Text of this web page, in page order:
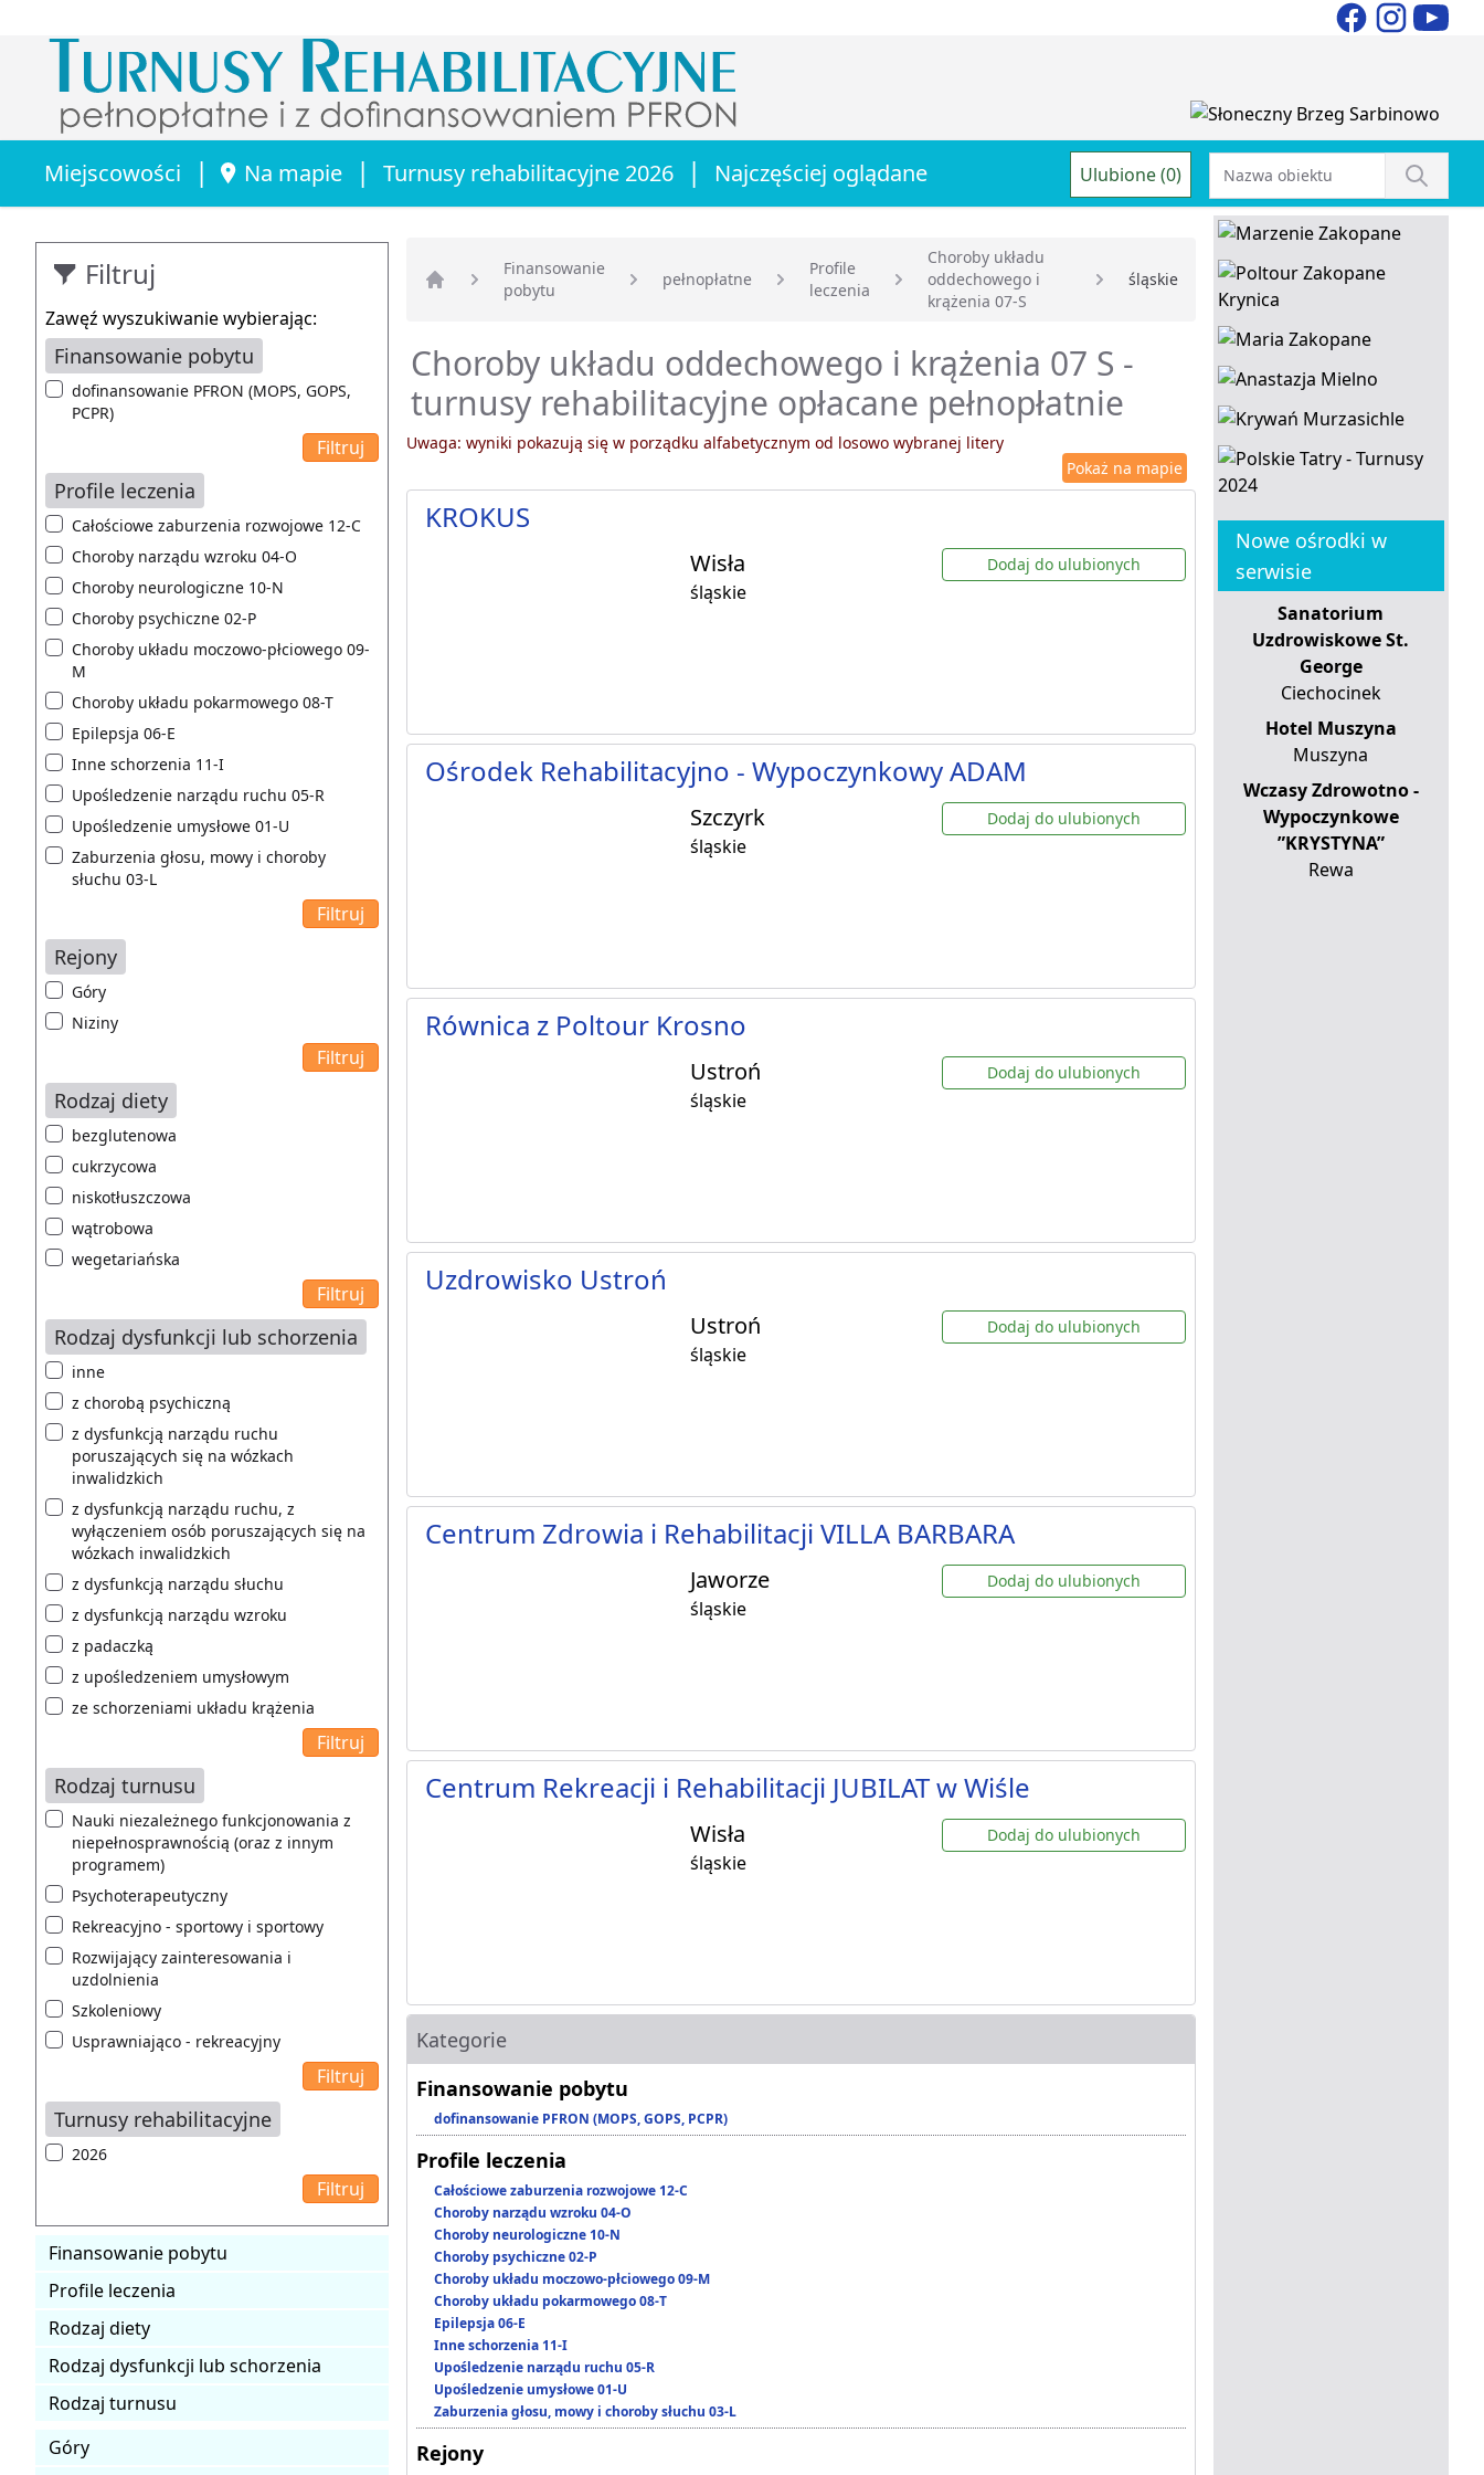
Miejscowości | Na mapie | Turnusy rehabilitacyjne 2026 | Najczęściej oglądane Ulubione (0)
Filtruj
Zawęź wyszukiwanie wybierając:
Finansowanie pobytu
dofinansowanie PFRON (MOPS, GOPS,
PCPR)
Profile leczenia
Całościowe zaburzenia rozwojowe 12-C
Choroby narządu wzroku 04-O
Choroby neurologiczne 10-N
Choroby psychiczne 02-P
Choroby układu moczowo-płciowego 09-
M
Choroby układu pokarmowego 08-T
Epilepsja 06-E
Inne schorzenia 11-I
Upośledzenie narządu ruchu 05-R
Upośledzenie umysłowe 01-U
Zaburzenia głosu, mowy i choroby
słuchu 03-L
Rejony
Góry
Niziny
Rodzaj diety
bezglutenowa
cukrzycowa
niskotłuszczowa
wątrobowa
wegetariańska
Rodzaj dysfunkcji lub schorzenia
inne
z chorobą psychiczną
z dysfunkcją narządu ruchu
poruszających się na wózkach
inwalidzkich
z dysfunkcją narządu ruchu, z
wyłączeniem osób poruszających się na
wózkach inwalidzkich
z dysfunkcją narządu słuchu
z dysfunkcją narządu wzroku
z padaczką
z upośledzeniem umysłowym
ze schorzeniami układu krążenia
Rodzaj turnusu
Nauki niezależnego funkcjonowania z
niepełnosprawnością (oraz z innym
programem)
Psychoterapeutyczny
Rekreacyjno - sportowy i sportowy
Rozwijający zainteresowania i
uzdolnienia
Szkoleniowy
Usprawniająco - rekreacyjny
Turnusy rehabilitacyjne
2026
Finansowanie pobytu
Profile leczenia
Rodzaj diety
Rodzaj dysfunkcji lub schorzenia
Rodzaj turnusu
Góry
Strona główna
Finansowanie
pobytu
pełnopłatne
Profile
leczenia
Choroby układu
oddechowego i
krążenia 07-S
śląskie
Choroby układu oddechowego i krążenia 07 S -
turnusy rehabilitacyjne opłacane pełnopłatnie
Uwaga: wyniki pokazują się w porządku alfabetycznym od losowo wybranej litery
Pokaż na mapie
KROKUS
Wisła
śląskie
Dodaj do ulubionych
Ośrodek Rehabilitacyjno - Wypoczynkowy ADAM
Szczyrk
śląskie
Dodaj do ulubionych
Równica z Poltour Krosno
Ustroń
śląskie
Dodaj do ulubionych
Uzdrowisko Ustroń
Ustroń
śląskie
Dodaj do ulubionych
Centrum Zdrowia i Rehabilitacji VILLA BARBARA
Jaworze
śląskie
Dodaj do ulubionych
Centrum Rekreacji i Rehabilitacji JUBILAT w Wiśle
Wisła
śląskie
Dodaj do ulubionych
Kategorie
Finansowanie pobytu
dofinansowanie PFRON (MOPS, GOPS, PCPR)
Profile leczenia
Całościowe zaburzenia rozwojowe 12-C
Choroby narządu wzroku 04-O
Choroby neurologiczne 10-N
Choroby psychiczne 02-P
Choroby układu moczowo-płciowego 09-M
Choroby układu pokarmowego 08-T
Epilepsja 06-E
Inne schorzenia 11-I
Upośledzenie narządu ruchu 05-R
Upośledzenie umysłowe 01-U
Zaburzenia głosu, mowy i choroby słuchu 03-L
Rejony
Nowe ośrodki w
serwisie
Sanatorium
Uzdrowiskowe St.
George
Ciechocinek
Hotel Muszyna
Muszyna
Wczasy Zdrowotno -
Wypoczynkowe
”KRYSTYNA”
Rewa